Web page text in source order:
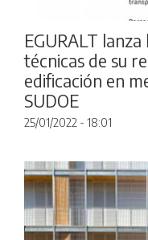
EGURALT
técnicas de su
edificación en
SUDOE
25/01/2022 - 18:01